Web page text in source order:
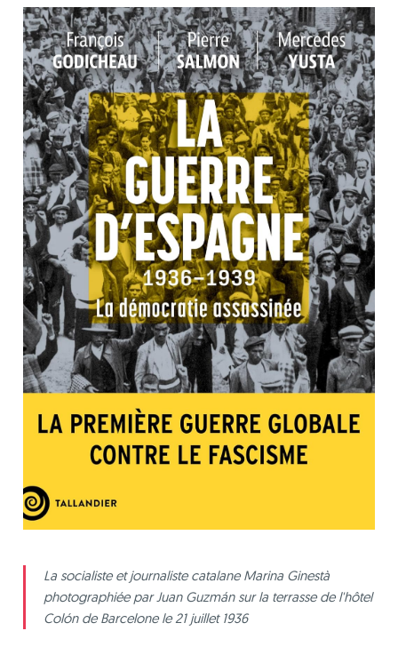
La socialiste et journaliste catalane Marina Ginestà
photographiée par Juan Guzmán sur la terrasse de l'hôtel
Colón de Barcelone le 21 juillet 1936